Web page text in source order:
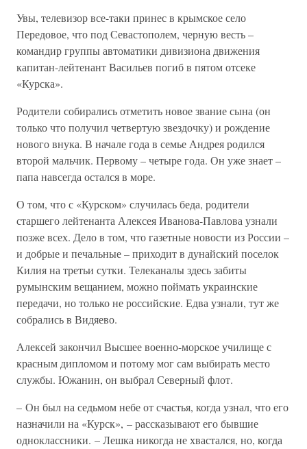
Увы, телевизор все-таки принес в крымское село
Передовое, что под Севастополем, черную весть –
командир группы автоматики дивизиона движения
капитан-лейтенант Васильев погиб в пятом отсеке
«Курска».
Родители собирались отметить новое звание сына (он
только что получил четвертую звездочку) и рождение
нового внука. В начале года в семье Андрея родился
второй мальчик. Первому – четыре года. Он уже знает –
папа навсегда остался в море.
О том, что с «Курском» случилась беда, родители
старшего лейтенанта Алексея Иванова-Павлова узнали
позже всех. Дело в том, что газетные новости из России –
и добрые и печальные – приходит в дунайский поселок
Килия на третьи сутки. Телеканалы здесь забиты
румынским вещанием, можно поймать украинские
передачи, но только не российские. Едва узнали, тут же
собрались в Видяево.
Алексей закончил Высшее военно-морское училище с
красным дипломом и потому мог сам выбирать место
службы. Южанин, он выбрал Северный флот.
– Он был на седьмом небе от счастья, когда узнал, что его
назначили на «Курск», – рассказывают его бывшие
одноклассники. – Лешка никогда не хвастался, но, когда